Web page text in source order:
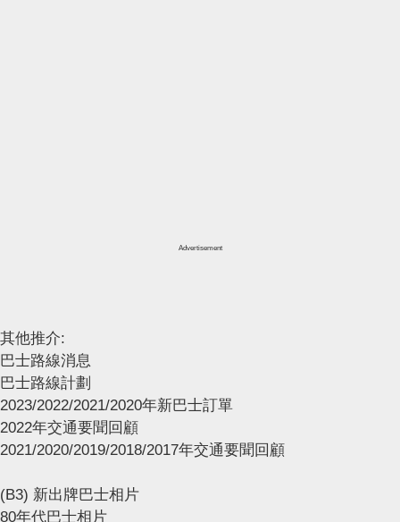
Advertisement
其他推介:
巴士路線消息
巴士路線計劃
2023/2022/2021/2020年新巴士訂單
2022年交通要聞回顧
2021/2020/2019/2018/2017年交通要聞回顧
(B3) 新出牌巴士相片
80年代巴士相片